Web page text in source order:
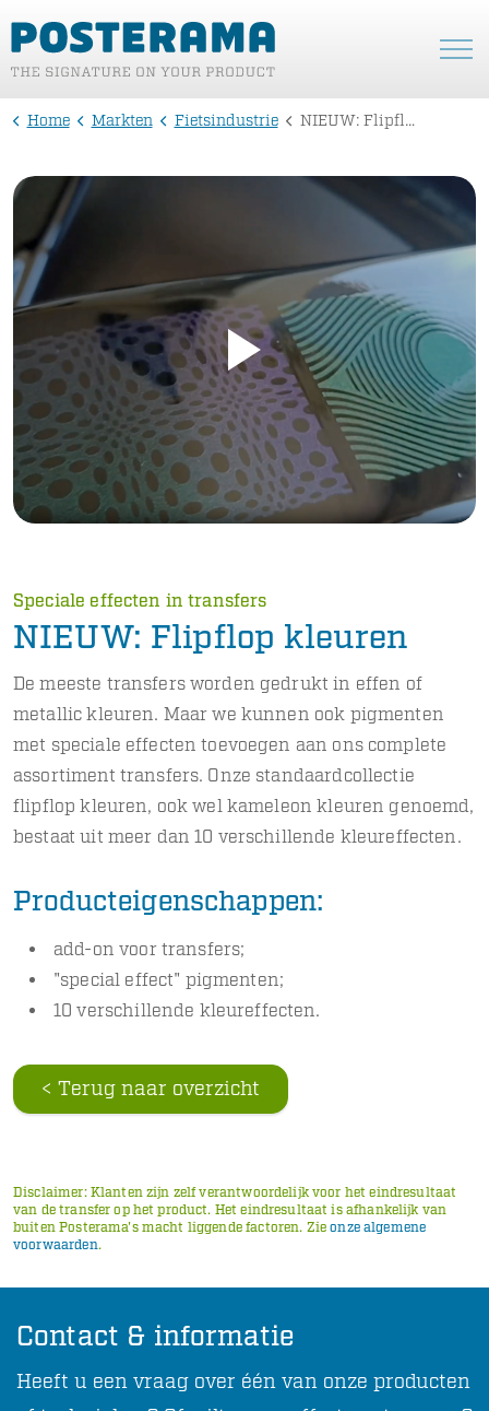
Home Markten Fietsindustrie NIEUW: Flipflop special effect
Speciale effecten in transfers
NIEUW: Flipflop kleuren
De meeste transfers worden gedrukt in effen of
metallic kleuren. Maar we kunnen ook pigmenten
met speciale effecten toevoegen aan ons complete
assortiment transfers. Onze standaardcollectie
flipflop kleuren, ook wel kameleon kleuren genoemd,
bestaat uit meer dan 10 verschillende kleureffecten.
Producteigenschappen:
add-on voor transfers;
"special effect" pigmenten;
10 verschillende kleureffecten.
< Terug naar overzicht
Disclaimer: Klanten zijn zelf verantwoordelijk voor het eindresultaat
van de transfer op het product. Het eindresultaat is afhankelijk van
buiten Posterama's macht liggende factoren. Zieonze algemene
voorwaarden.
Contact & informatie
Heeft u een vraag over één van onze producten